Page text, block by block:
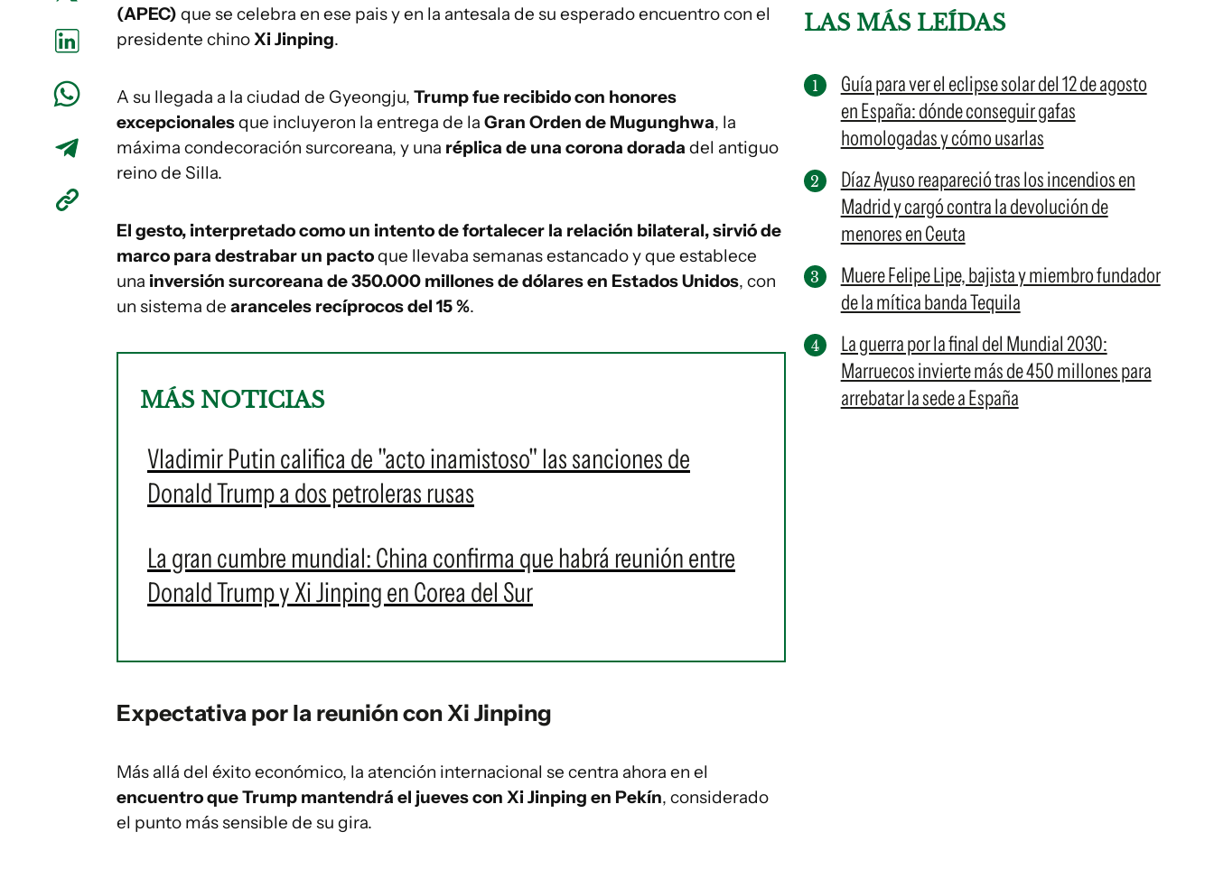
(APEC) que se celebra en ese pais y en la antesala de su esperado encuentro con el
presidente chinoXi Jinping.
A su llegada a la ciudad de Gyeongju, Trump fue recibido con honores
excepcionalesque incluyeron la entrega de la Gran Orden de Mugunghwa, la
máxima condecoración surcoreana, y una réplica de una corona dorada del antiguo
reino de Silla.
El gesto, interpretado como un intento de fortalecer la relación bilateral, sirvió de
marco para destrabar un pactoque llevaba semanas estancado y que establece
una inversión surcoreana de 350.000 millones de dólares en Estados Unidos, con
un sistema de aranceles recíprocos del 15 %.
MÁS NOTICIAS
Vladimir Putin califica de "acto inamistoso" las sanciones de
Donald Trump a dos petroleras rusas
La gran cumbre mundial: China confirma que habrá reunión entre
Donald Trump y Xi Jinping en Corea del Sur
Expectativa por la reunión con Xi Jinping
Más allá del éxito económico, la atención internacional se centra ahora en el
encuentro que Trump mantendrá el jueves con Xi Jinping en Pekín, considerado
el punto más sensible de su gira.
LAS MÁS LEÍDAS
Guía para ver el eclipse solar del 12 de agosto
en España: dónde conseguir gafas
homologadas y cómo usarlas
Díaz Ayuso reapareció tras los incendios en
Madrid y cargó contra la devolución de
menores en Ceuta
Muere Felipe Lipe, bajista y miembro fundador
de la mítica banda Tequila
La guerra por la final del Mundial 2030:
Marruecos invierte más de 450 millones para
arrebatar la sede a España